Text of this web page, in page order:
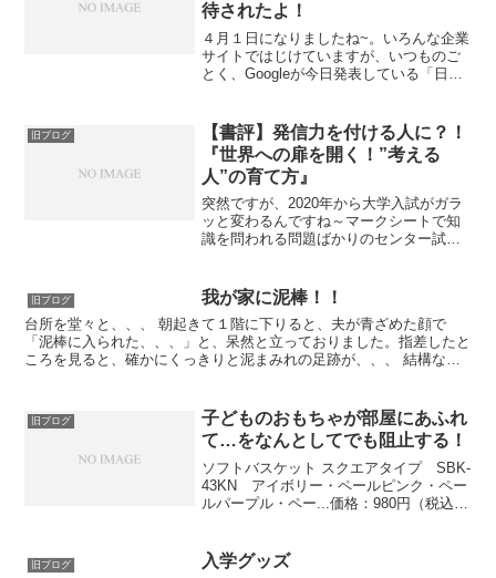
待されたよ！
４月１日になりましたね~。いろんな企業
サイトではじけていますが、いつものご
とく、Googleが今日発表している「日本
今どきの小学生は、計算機をフリック入
力で使っている...
旧ブログ
【書評】発信力を付ける人に？！
『世界への扉を開く！”考える
人”の育て方』
突然ですが、2020年から大学入試がガラ
ッと変わるんですね～マークシートで知
識を問われる問題ばかりのセンター試験
文部科学省で進んでいるとか。知識を前
提に、それを活用す...
旧ブログ 我が家に泥棒！！
台所を堂々と、、、 朝起きて１階に下りると、夫が青ざめた顔で
「泥棒に入られた、、、」と、呆然と立っておりました。指差したと
ころを見ると、確かにくっきりと泥まみれの足跡が、、、 結構な大
旧ブログ
子どものおもちゃが部屋にあふれ
て…をなんとしてでも阻止する！
ソフトバスケット スクエアタイプ SBK-
43KN アイボリー・ペールピンク・ペー
ルパープル・ペー...価格：980円（税込、
43KN価格：498円（税込...
旧ブログ 入学グッズ